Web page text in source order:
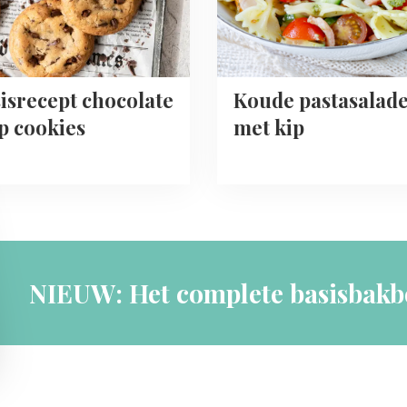
chocolate
cookies
Koude pastasalade
met kip
NIEUW: Het complete